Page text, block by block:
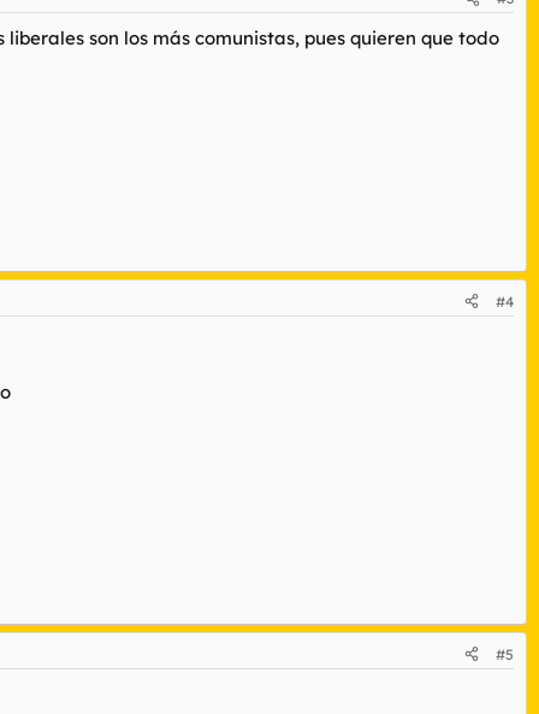
son los más comunistas, pues quieren que todo
#4
#5